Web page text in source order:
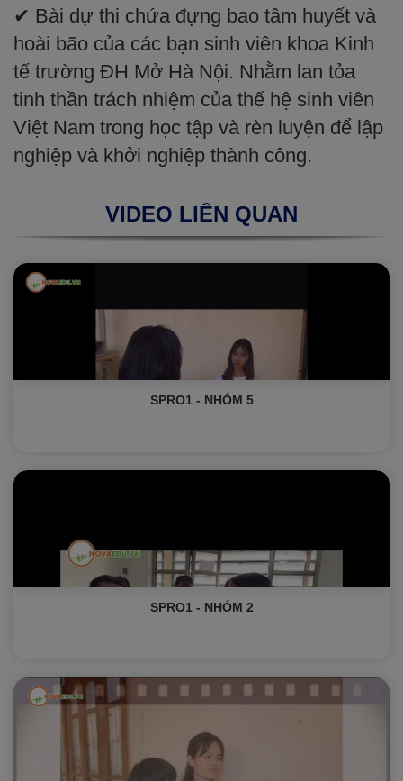
✔ Bài dự thi chứa đựng bao tâm huyết và
hoài bão của các bạn sinh viên khoa Kinh
tế trường ĐH Mở Hà Nội. Nhằm lan tỏa
tinh thần trách nhiệm của thế hệ sinh viên
Việt Nam trong học tập và rèn luyện để lập
nghiệp và khởi nghiệp thành công.
VIDEO LIÊN QUAN
SPRO1 - NHÓM 5
SPRO1 - NHÓM 2